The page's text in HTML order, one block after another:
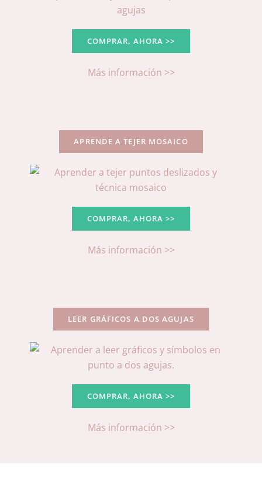
COMPRAR, AHORA >>
Más información >>
APRENDE A TEJER MOSAICO
COMPRAR, AHORA >>
Más información >>
LEER GRÁFICOS A DOS AGUJAS
COMPRAR, AHORA >>
Más información >>